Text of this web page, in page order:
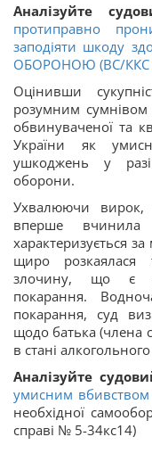
Аналізуйте
протиправно
заподіяти шкоду
ОБОРОНОЮ (ВС/ККС
Оцінивши
розумним сумнівом
обвинуваченої та
України як
ушкоджень у
оборони.
Ухвалюючи вирок,
вперше вчинила
характеризується
щиро розкаялася
злочину, що є
покарання.
покарання, суд
щодо батька (члена
в стані
Аналізуйте
умисним вбивством
необхідної
справі № 5-34кс14)